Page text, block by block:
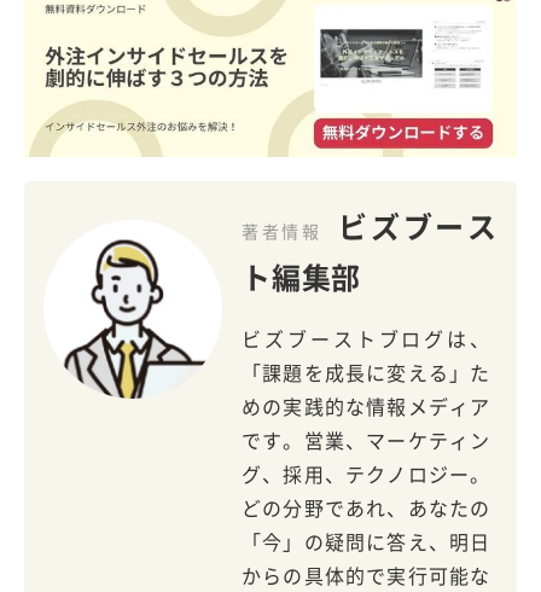
著者情報
ビズブース
ト編集部
ビズブーストブログは、
「課題を成長に変える」た
めの実践的な情報メディア
です。営業、マーケティン
グ、採用、テクノロジー。
どの分野であれ、あなたの
「今」の疑問に答え、明日
からの具体的で実行可能な